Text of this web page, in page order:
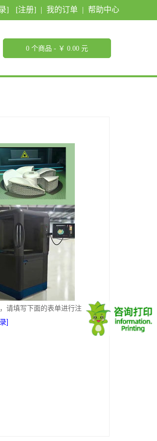
] [注册] | 我的订单 | 帮助中心
0 个商品 - ￥ 0.00 元
请填写下面的表单进行注
]